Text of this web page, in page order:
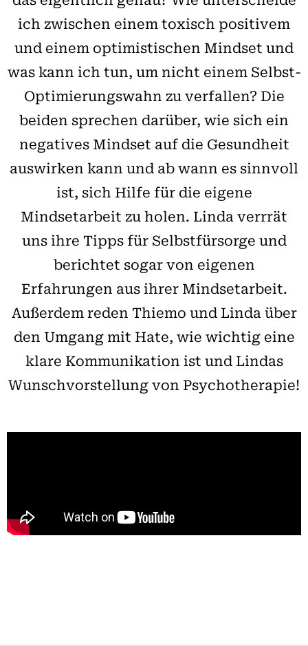
ich zwischen einem toxisch positivem
und einem optimistischen Mindset und
was kann ich tun, um nicht einem Selbst-
Optimierungswahn zu verfallen? Die
beiden sprechen darüber, wie sich ein
negatives Mindset auf die Gesundheit
auswirken kann und ab wann es sinnvoll
ist, sich Hilfe für die eigene
Mindsetarbeit zu holen. Linda verrrät
uns ihre Tipps für Selbstfürsorge und
berichtet sogar von eigenen
Erfahrungen aus ihrer Mindsetarbeit.
Außerdem reden Thiemo und Linda über
den Umgang mit Hate, wie wichtig eine
klare Kommunikation ist und Lindas
Wunschvorstellung von Psychotherapie!